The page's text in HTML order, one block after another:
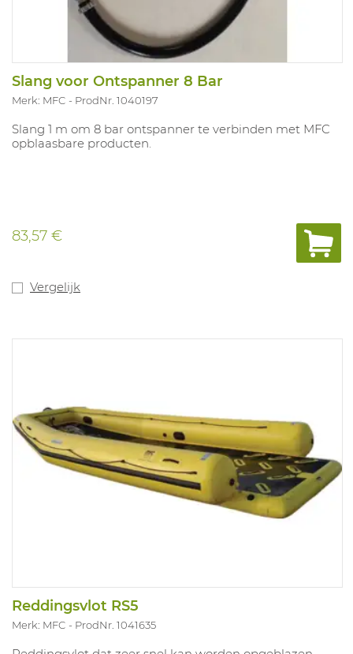
Slang voor Ontspanner 8 Bar
Merk: MFC ProdNr. 1040197
Slang 1 m om 8 bar ontspanner te verbinden met MFC
opblaasbare producten.
83,57 €
Vergelijk
Reddingsvlot RS5
Merk: MFC ProdNr. 1041635